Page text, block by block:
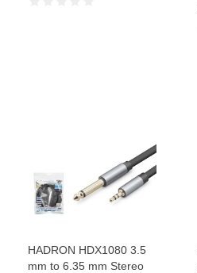
HADRON HDX1080 3.5
mm to 6.35 mm Stereo